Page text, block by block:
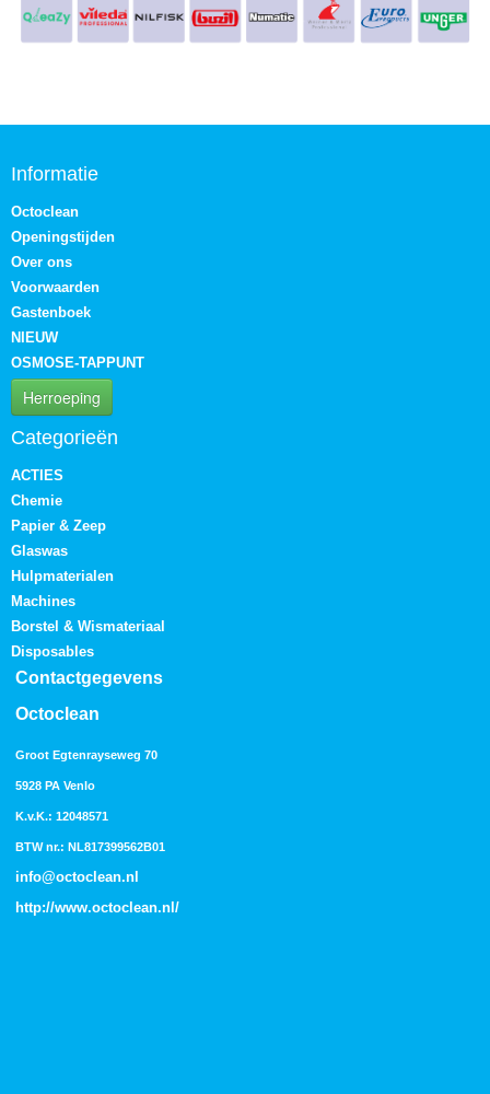
Informatie
Octoclean
Openingstijden
Over ons
Voorwaarden
Gastenboek
NIEUW
OSMOSE-TAPPUNT
Herroeping
Categorieën
ACTIES
Chemie
Papier & Zeep
Glaswas
Hulpmaterialen
Machines
Borstel & Wismateriaal
Disposables
Contactgegevens
Octoclean
Groot Egtenrayseweg 70
5928 PA Venlo
K.v.K.: 12048571
BTW nr.: NL817399562B01
info@octoclean.nl
http://www.octoclean.nl /